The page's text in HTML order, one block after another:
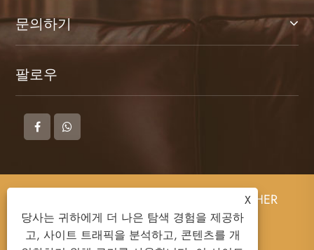
문의하기
팔로우
저작권 © 2025 DONGGUAN ZHIGAO LEATHER
CO., LTD 판권 소유.
X
당사는 귀하에게 더 나은 탐색 경험을 제공하
고, 사이트 트래픽을 분석하고, 콘텐츠를 개